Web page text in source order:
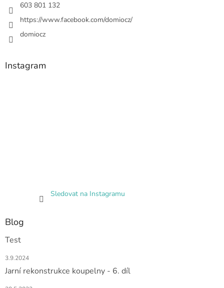
603 801 132
https://www.facebook.com/domiocz/
domiocz
Instagram
Sledovat na Instagramu
Blog
Test
3.9.2024
Jarní rekonstrukce koupelny - 6. díl